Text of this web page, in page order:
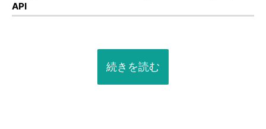
API
続きを読む